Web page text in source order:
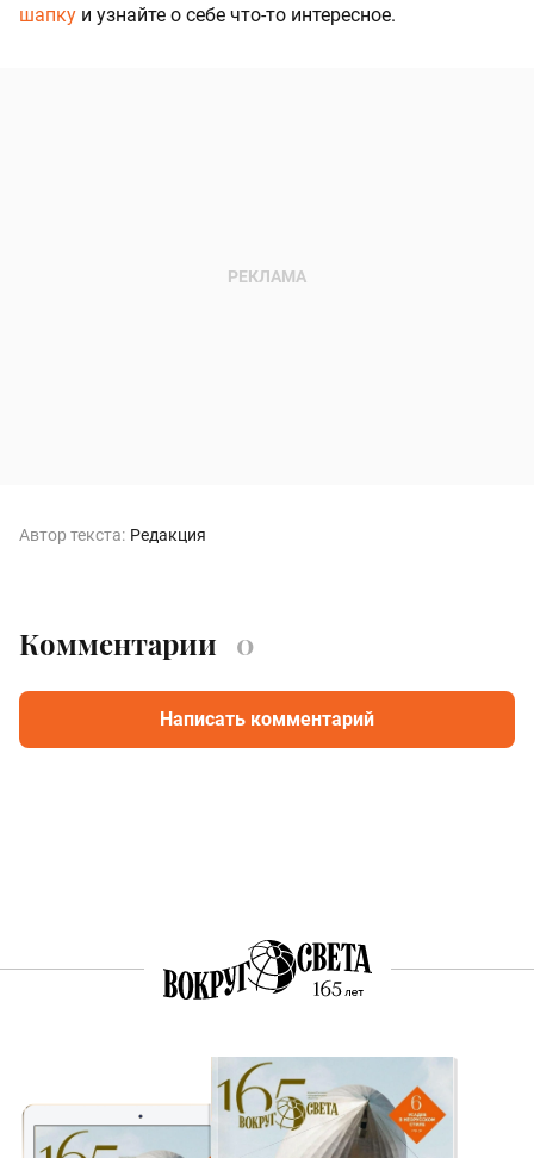
шапку и узнайте о себе что-то интересное.
Автор текста: Редакция
Комментарии 0
Написать комментарий